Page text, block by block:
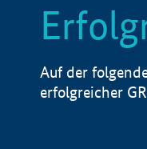
Auf der
erfolgreicher